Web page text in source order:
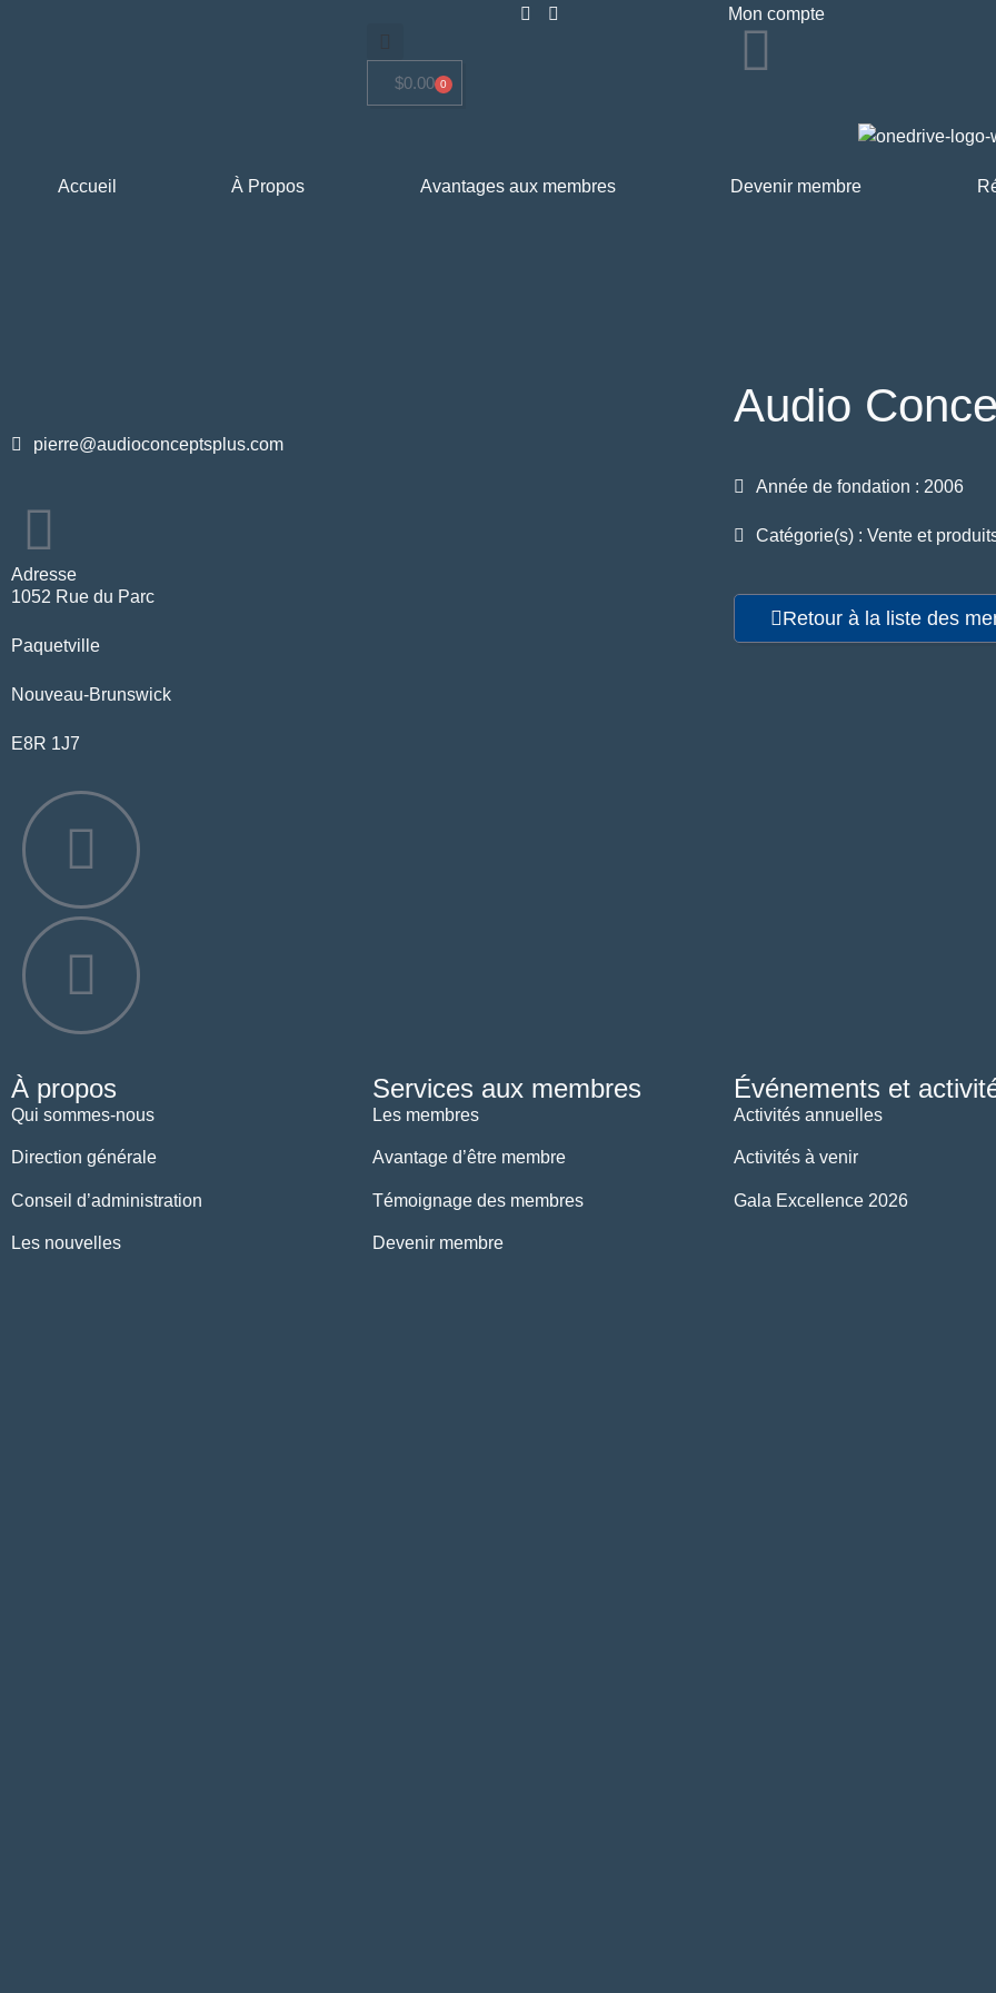
$0.00 0
Mon compte
Accueil À Propos Avantages aux membres Devenir membre
pierre@audioconceptsplus.com
Adresse
1052 Rue du Parc
Paquetville
Nouveau-Brunswick
E8R 1J7
Audio
Année de fondation : 2006
Catégorie(s) : Vente et
Retour à la liste des
À propos
Qui sommes-nous
Direction générale
Conseil d’administration
Les nouvelles
Services aux membres
Les membres
Avantage d’être membre
Témoignage des membres
Devenir membre
Événements et
Activités annuelles
Activités à venir
Gala Excellence 2026